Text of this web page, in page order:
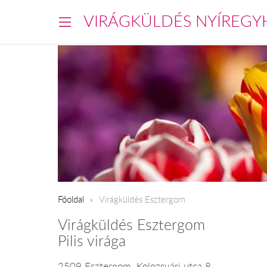
VIRÁGKÜLDÉS
Főoldal Virágküldés Esztergom
Virágküldés Esztergom
Pilis virága